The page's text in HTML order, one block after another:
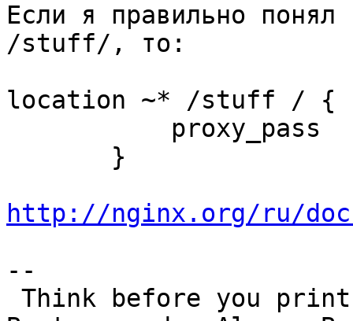
Если я правильно понял
/stuff/, то:
location ~* /stuff / {
http://nginx.org/ru/
--